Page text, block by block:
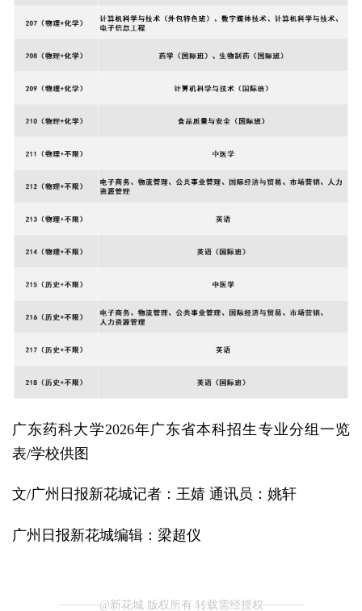
广东药科大学2026年广东省本科招生专业分组一览
表/学校供图
文/广州日报新花城记者：王婧 通讯员：姚轩
广州日报新花城编辑：梁超仪
@新花城 版权所有 转载需经授权